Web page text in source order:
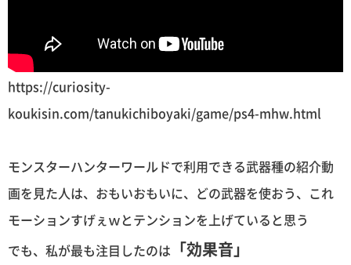
https://curiosity-
koukisin.com/tanukichiboyaki/game/ps4-mhw.html
モンスターハンターワールドで利用できる武器種の紹介動
画を見た人は、おもいおもいに、どの武器を使おう、これ
モーションすげぇｗとテンションを上げていると思う
でも、私が最も注目したのは 「効果音」